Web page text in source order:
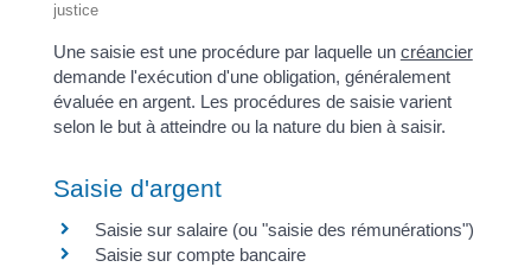
justice
Une saisie est une procédure par laquelle un créancier
demande l'exécution d'une obligation, généralement
évaluée en argent. Les procédures de saisie varient
selon le but à atteindre ou la nature du bien à saisir.
Saisie d'argent
Saisie sur salaire (ou "saisie des rémunérations")
Saisie sur compte bancaire